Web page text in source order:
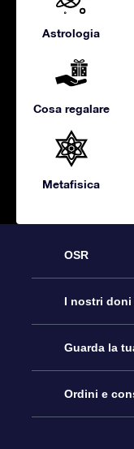
Astrologia
Cosa regalare
Metafisica
OSR
Assistenza
Contattaci
Blog
I nostri doni
Online Star
Pacchetto
Guarda la
Registro
Ordini e